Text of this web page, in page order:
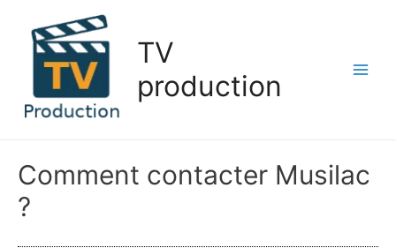
contenu
TV
production
Comment contacter Musilac
?